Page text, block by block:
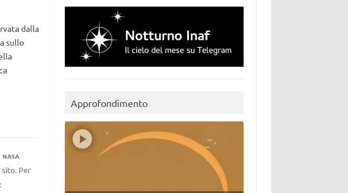
dalla
sullo
NASA
Per
Approfondimento